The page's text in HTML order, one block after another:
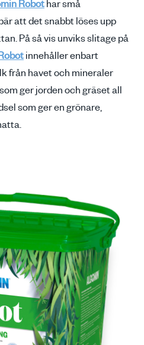
Robot har små
att det snabbt löses upp
På så vis unviks slitage på
innehåller enbart
från havet och mineraler
ger jorden och gräset all
som ger en grönare,